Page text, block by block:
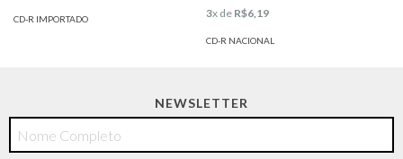
CD-R IMPORTADO 3x de R$6,19
CD-R NACIONAL
NEWSLETTER